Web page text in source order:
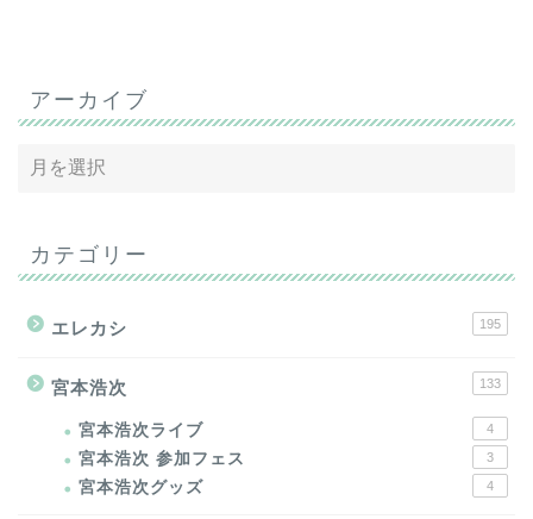
アーカイブ
カテゴリー
エレカシ 195
宮本浩次 133
宮本浩次ライブ 4
宮本浩次 参加フェス 3
宮本浩次グッズ 4